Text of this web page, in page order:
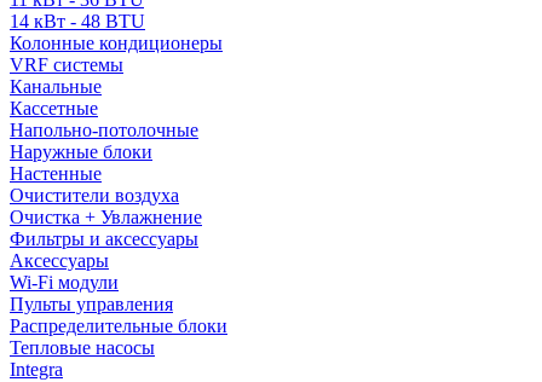
14 кВт - 48 BTU
Колонные кондиционеры
VRF системы
Канальные
Кассетные
Напольно-потолочные
Наружные блоки
Настенные
Очистители воздуха
Очистка + Увлажнение
Фильтры и аксессуары
Аксессуары
Wi-Fi модули
Пульты управления
Распределительные блоки
Тепловые насосы
Integra